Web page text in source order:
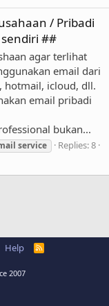
/ Pribadi
##
agar terlihat
email dari
hotmail, icloud, dll.
email pribadi
bukan...
service
Replies: 8
Help
R
2007